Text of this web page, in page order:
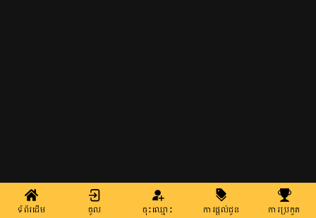
ទំព័រដើម ចូល ចុះឈ្មោះ ការផ្តល់ជូន ការប្រកួត